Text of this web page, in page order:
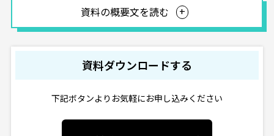
資料の概要文を読む
資料ダウンロードする
下記ボタンよりお気軽にお申し込みください